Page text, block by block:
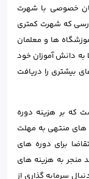
خصوصی با شهرت
که شهرت کمتری
ها و معلمان
به دانش آموزان خود
بیشتری را دریافت
که بر هزینه دوره
های منتهی به مهلت
برای دوره های
منجر به هزینه های
سرمایه گذاری از